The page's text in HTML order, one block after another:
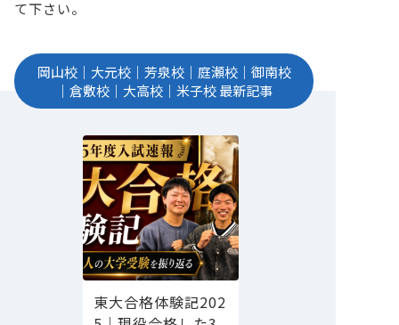
て下さい。
岡山校｜ 大元校｜ 芳泉校｜ 庭瀬校｜ 御南校
｜ 倉敷校｜ 大高校｜ 米子校最新記事
東大合格体験記202